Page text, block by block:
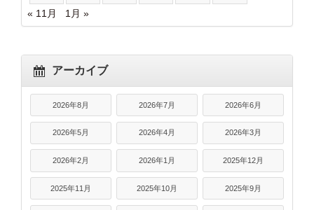
« 11月
1月 »
アーカイブ
2026年8月 2026年7月 2026年6月
2026年5月 2026年4月 2026年3月
2026年2月 2026年1月 2025年12月
2025年11月 2025年10月 2025年9月